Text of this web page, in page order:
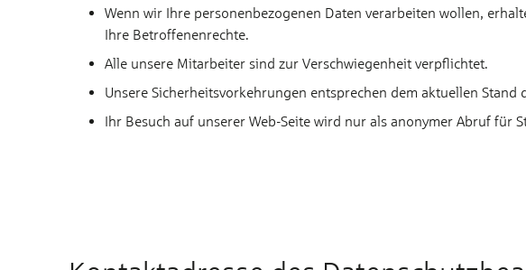
Wenn wir Ihre personenbezogenen Daten verarbeiten wollen,
Ihre Betroffenenrechte.
Alle unsere Mitarbeiter sind zur Verschwiegenheit verpflichtet.
Unsere Sicherheitsvorkehrungen entsprechen dem aktuellen Stand
Ihr Besuch auf unserer Web-Seite wird nur als anonymer Abruf für